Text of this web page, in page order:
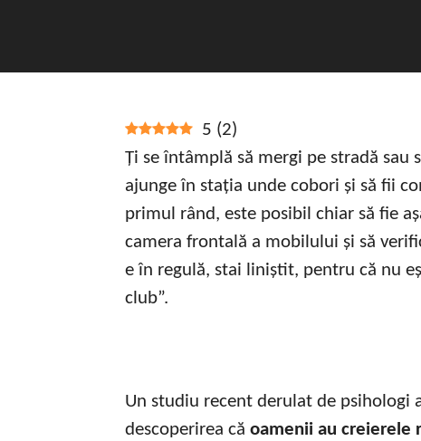
5 (2)
Ți se întâmplă să mergi pe stradă
ajunge în stația unde cobori și să fii
primul rând, este posibil chiar să fie
camera frontală a mobilului și să
e în regulă, stai liniștit, pentru că nu
club”.
Un studiu recent derulat de psihologi
descoperirea că oamenii au creierele